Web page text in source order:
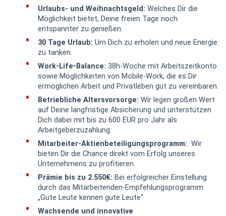
Urlaubs- und Weihnachtsgeld: Welches Dir die
Möglichkeit bietet, Deine freien Tage noch
entspannter zu genießen.
30 Tage Urlaub: Um Dich zu erholen und neue Energie
zu tanken.
Work-Life-Balance: 38h-Woche mit Arbeitszeitkonto
sowie Möglichkeiten von Mobile-Work, die es Dir
ermöglichen Arbeit und Privatleben gut zu vereinbaren.
Betriebliche Altersvorsorge: Wir legen großen Wert
auf Deine langfristige Absicherung und unterstützen
Dich dabei mit bis zu 600 EUR pro Jahr als
Arbeitgeberzuzahlung.
Mitarbeiter-Aktienbeteiligungsprogramm: Wir
bieten Dir die Chance direkt vom Erfolg unseres
Unternehmens zu profitieren.
Prämie bis zu 2.550€: Bei erfolgreicher Einstellung
durch das Mitarbeitenden-Empfehlungsprogramm
„Gute Leute kennen gute Leute“
Wachsende und innovative